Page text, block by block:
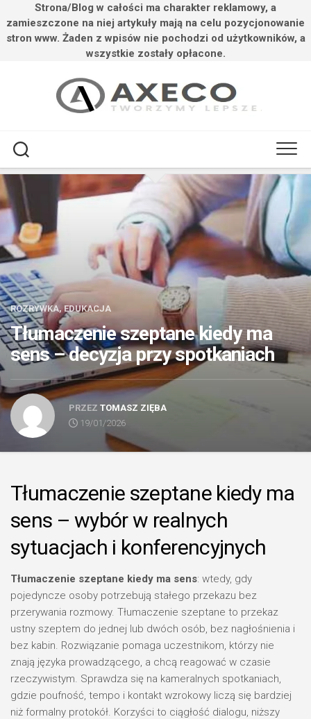
Strona/Blog w całości ma charakter reklamowy, a
zamieszczone na niej artykuły mają na celu pozycjonowanie
stron www. Żaden z wpisów nie pochodzi od użytkowników, a
wszystkie zostały opłacone.
ROZRYWKA, EDUKACJA
Tłumaczenie szeptane kiedy ma
sens – decyzja przy spotkaniach
PRZEZ TOMASZ ZIĘBA
19/01/2026
Tłumaczenie szeptane kiedy ma
sens – wybór w realnych
sytuacjach i konferencyjnych
Tłumaczenie szeptane kiedy ma sens: wtedy, gdy
pojedyncze osoby potrzebują stałego przekazu bez
przerywania rozmowy. Tłumaczenie szeptane to przekaz
ustny szeptem do jednej lub dwóch osób, bez nagłośnienia i
bez kabin. Rozwiązanie pomaga uczestnikom, którzy nie
znają języka prowadzącego, a chcą reagować w czasie
rzeczywistym. Sprawdza się na kameralnych spotkaniach,
gdzie poufność, tempo i kontakt wzrokowy liczą się bardziej
niż formalny protokół. Korzyści to ciągłość dialogu, niższy